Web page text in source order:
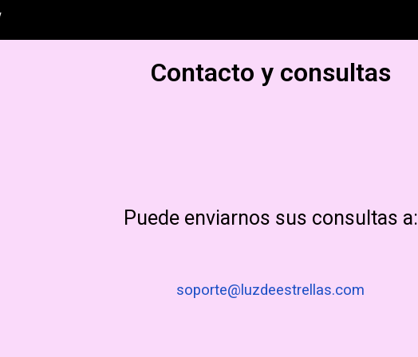
Contacto y consultas
Puede enviarnos sus consultas a:
soporte@luzdeestrellas.com